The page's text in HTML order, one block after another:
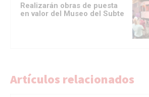
Realizarán obras de puesta
en valor del Museo del Subte
Artículos relacionados